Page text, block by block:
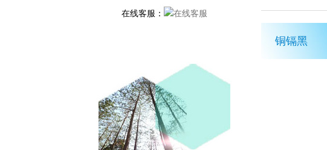
在线客服： 在线客服
铜镉黑